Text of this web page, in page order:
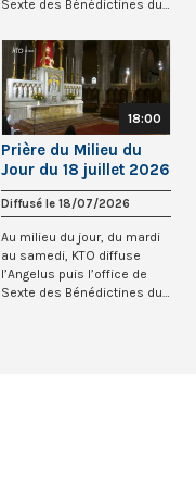
Sexte des Bénédictines du
18:00
Prière du Milieu du
Jour du 18 juillet 2026
au Sacré-Coeur de
Montmartre
Diffusé le 18/07/2026
Au milieu du jour, du mardi
au samedi, KTO diffuse
l’Angelus puis l’office de
Sexte des Bénédictines du